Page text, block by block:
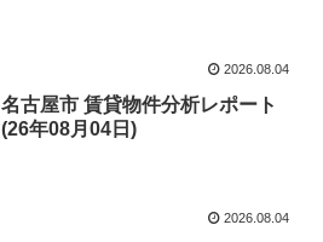
2026.08.04
名古屋市 賃貸物件分析レポート
(26年08月04日)
2026.08.04